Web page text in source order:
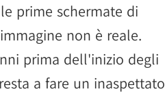
prime schermate di
non è reale.
prima dell'inizio degli
a fare un inaspettato